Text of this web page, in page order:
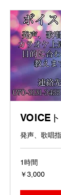
VOICE
発声、歌唱
1時間
3,000
円
￥3,000